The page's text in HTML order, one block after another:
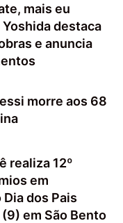
mais eu
Yoshida destaca
e anuncia
morre aos 68
realiza 12º
em
dos Pais
em São Bento